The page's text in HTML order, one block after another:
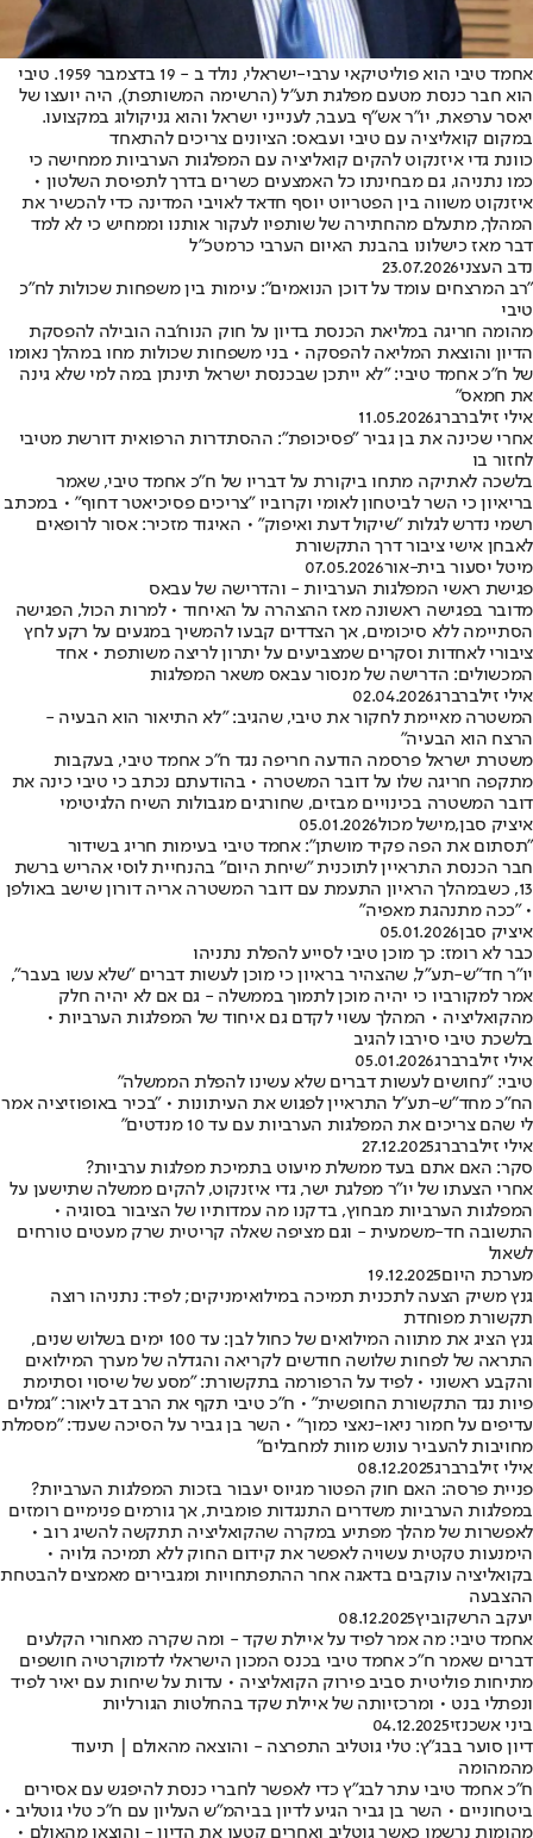
אחמד טיבי הוא פוליטיקאי ערבי-ישראלי, נולד ב - 19 בדצמבר 1959. טיבי
הוא חבר כנסת מטעם מפלגת תע"ל (הרשימה המשותפת), היה יועצו של
יאסר ערפאת, יו"ר אש"ף בעבר, לענייני ישראל והוא גניקולוג במקצועו.
במקום קואליציה עם טיבי ועבאס: הציונים צריכים להתאחד
כוונת גדי איזנקוט להקים קואליציה עם המפלגות הערביות ממחישה כי
כמו נתניהו, גם מבחינתו כל האמצעים כשרים בדרך לתפיסת השלטון •
איזנקוט משווה בין הפטריוט יוסף חדאד לאויבי המדינה כדי להכשיר את
המהלך, מתעלם מהחתירה של שותפיו לעקור אותנו וממחיש כי לא למד
דבר מאז כישלונו בהבנת האיום הערבי כרמטכ"ל
נדב העצני23.07.2026
"רב המרצחים עומד על דוכן הנואמים": עימות בין משפחות שכולות לח"כ
טיבי
מהומה חריגה במליאת הכנסת בדיון על חוק הנוח’בה הובילה להפסקת
הדיון והוצאת המליאה להפסקה • בני משפחות שכולות מחו במהלך נאומו
של ח”כ אחמד טיבי: "לא ייתכן שבכנסת ישראל תינתן במה למי שלא גינה
את חמאס"
אילי זילברברג11.05.2026
אחרי שכינה את בן גביר "פסיכופת": ההסתדרות הרפואית דורשת מטיבי
לחזור בו
בלשכה לאתיקה מתחו ביקורת על דבריו של ח"כ אחמד טיבי, שאמר
בריאיון כי השר לביטחון לאומי וקרוביו "צריכים פסיכיאטר דחוף" • במכתב
רשמי נדרש לגלות "שיקול דעת ואיפוק" • האיגוד מזכיר: אסור לרופאים
לאבחן אישי ציבור דרך התקשורת
מיטל יסעור בית-אור07.05.2026
פגישת ראשי המפלגות הערביות - והדרישה של עבאס
מדובר בפגישה ראשונה מאז ההצהרה על האיחוד • למרות הכול, הפגישה
הסתיימה ללא סיכומים, אך הצדדים קבעו להמשיך במגעים על רקע לחץ
ציבורי לאחדות וסקרים שמצביעים על יתרון לריצה משותפת • אחד
המכשולים: הדרישה של מנסור עבאס משאר המפלגות
אילי זילברברג02.04.2026
המשטרה מאיימת לחקור את טיבי, שהגיב: "לא התיאור הוא הבעיה -
הרצח הוא הבעיה"
משטרת ישראל פרסמה הודעה חריפה נגד ח"כ אחמד טיבי, בעקבות
מתקפה חריגה שלו על דובר המשטרה • בהודעתם נכתב כי טיבי כינה את
דובר המשטרה בכינויים מבזים, שחורגים מגבולות השיח הלגיטימי
איציק סבן,מישל מכול05.01.2026
"תסתום את הפה פקיד מושתן": אחמד טיבי בעימות חריג בשידור
חבר הכנסת התראיין לתוכנית "שיחת היום" בהנחיית לוסי אהריש ברשת
13, כשבמהלך הראיון התעמת עם דובר המשטרה אריה דורון שישב באולפן
• "ככה מתנהגת מאפיה"
איציק סבן05.01.2026
כבר לא רומז: כך מוכן טיבי לסייע להפלת נתניהו
יו"ר חד"ש-תע"ל, שהצהיר בראיון כי מוכן לעשות דברים "שלא עשו בעבר",
אמר למקורביו כי יהיה מוכן לתמוך בממשלה - גם אם לא יהיה חלק
מהקואליציה • המהלך עשוי לקדם גם איחוד של המפלגות הערביות •
בלשכת טיבי סירבו להגיב
אילי זילברברג05.01.2026
טיבי: "נחושים לעשות דברים שלא עשינו להפלת הממשלה"
הח"כ מחד"ש-תע"ל התראיין לפגוש את העיתונות • "בכיר באופוזיציה אמר
לי שהם צריכים את המפלגות הערביות עם עד 10 מנדטים"
אילי זילברברג27.12.2025
סקר: האם אתם בעד ממשלת מיעוט בתמיכת מפלגות ערביות?
אחרי הצעתו של יו"ר מפלגת ישר, גדי איזנקוט, להקים ממשלה שתישען על
המפלגות הערביות מבחוץ, בדקנו מה עמדותיו של הציבור בסוגיה •
התשובה חד-משמעית - וגם מציפה שאלה קריטית שרק מעטים טורחים
לשאול
מערכת היום19.12.2025
גנץ משיק הצעה לתכנית תמיכה במילואימניקים; לפיד: נתניהו רוצה
תקשורת מפוחדת
גנץ הציג את מתווה המילואים של כחול לבן: עד 100 ימים בשלוש שנים,
התראה של לפחות שלושה חודשים לקריאה והגדלה של מערך המילואים
והקבע ראשוני • לפיד על הרפורמה בתקשורת: "מסע של שיסוי וסתימת
פיות נגד התקשורת החופשית" • ח"כ טיבי תקף את הרב דב ליאור: "גמלים
עדיפים על חמור ניאו-נאצי כמוך" • השר בן גביר על הסיכה שענד: "מסמלת
מחויבות להעביר עונש מוות למחבלים"
אילי זילברברג08.12.2025
פניית פרסה: האם חוק הפטור מגיוס יעבור בזכות המפלגות הערביות?
במפלגות הערביות משדרים התנגדות פומבית, אך גורמים פנימיים רומזים
לאפשרות של מהלך מפתיע במקרה שהקואליציה תתקשה להשיג רוב •
הימנעות טקטית עשויה לאפשר את קידום החוק ללא תמיכה גלויה •
בקואליציה עוקבים בדאגה אחר ההתפתחויות ומגבירים מאמצים להבטחת
ההצבעה
יעקב הרשקוביץ08.12.2025
אחמד טיבי: מה אמר לפיד על איילת שקד - ומה שקרה מאחורי הקלעים
דברים שאמר ח״כ אחמד טיבי בכנס המכון הישראלי לדמוקרטיה חושפים
מתיחות פוליטית סביב פירוק הקואליציה • עדות על שיחות עם יאיר לפיד
ונפתלי בנט • ומרכזיותה של איילת שקד בהחלטות הגורליות
ביני אשכנזי04.12.2025
דיון סוער בבג"ץ: טלי גוטליב התפרצה - והוצאה מהאולם | תיעוד
מהמהומה
ח"כ אחמד טיבי עתר לבג"ץ כדי לאפשר לחברי כנסת להיפגש עם אסירים
ביטחוניים • השר בן גביר הגיע לדיון בביהמ"ש העליון עם ח"כ טלי גוטליב •
מהומות נרשמו כאשר גוטליב ואחרים קטעו את הדיון - והוצאו מהאולם •